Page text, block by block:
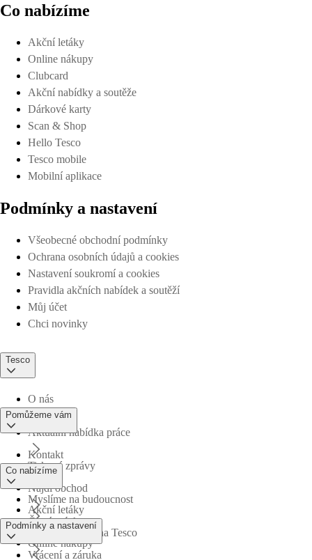
Co nabízíme
Akční letáky
Online nákupy
Clubcard
Akční nabídky a soutěže
Dárkové karty
Scan & Shop
Hello Tesco
Tesco mobile
Mobilní aplikace
Podmínky a nastavení
Všeobecné obchodní podmínky
Ochrana osobních údajů a cookies
Nastavení soukromí a cookies
Pravidla akčních nabídek a soutěží
Můj účet
Chci novinky
Tesco
O nás
Aktuální nabídka práce
Tiskové zprávy
Myslíme na budoucnost
Obchodní skupina Tesco
Pomůžeme vám
Kontakt
Najdi obchod
Časté otázky
Vrácení a záruka
Co nabízíme
Akční letáky
Online nákupy
Podmínky a nastavení